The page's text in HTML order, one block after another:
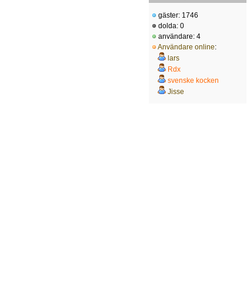
gäster: 1746
dolda: 0
användare: 4
Användare online:
lars
Rdx
svenske kocken
Jisse